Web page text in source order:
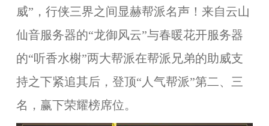
威”，行侠三界之间显赫帮派名声！来自云山
仙音服务器的“龙御风云”与春暖花开服务器
的“听香水榭”两大帮派在帮派兄弟的助威支
持之下紧追其后，登顶“人气帮派”第二、三
名，赢下荣耀榜席位。